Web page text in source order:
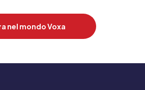
nel mondo Voxa